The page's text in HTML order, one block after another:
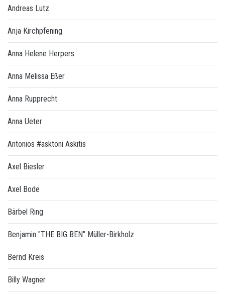
Andreas Lutz
Anja Kirchpfening
Anna Helene Herpers
Anna Melissa Eßer
Anna Rupprecht
Anna Ueter
Antonios #asktoni Askitis
Axel Biesler
Axel Bode
Bärbel Ring
Benjamin "THE BIG BEN" Müller-Birkholz
Bernd Kreis
Billy Wagner